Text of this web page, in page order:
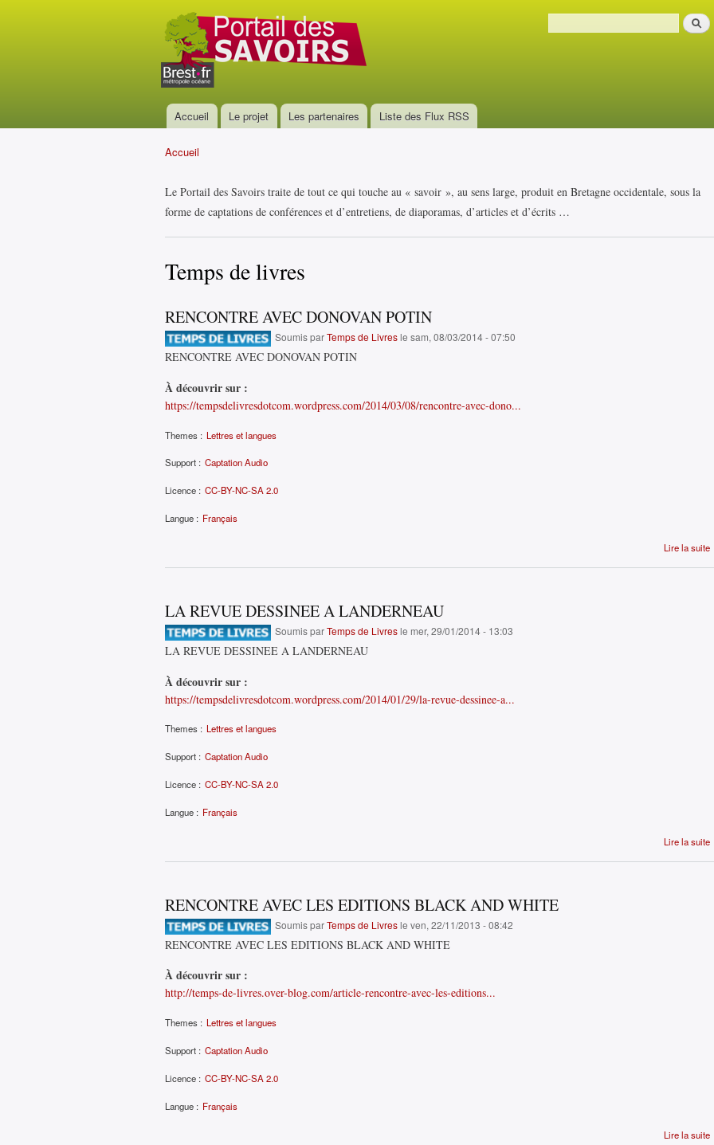
Portail
des
savoirs
Formulaire de recherche
Menu principal
Accueil Le projet Les partenaires Liste des Flux RSS
Accueil
Le Portail des Savoirs traite de tout ce qui touche au « savoir », au sens large, produit en Bretagne occidentale, sous la
forme de captations de conférences et d’entretiens, de diaporamas, d’articles et d’écrits …
Temps de livres
RENCONTRE AVEC DONOVAN POTIN
Soumis parTemps de Livresle sam, 08/03/2014 - 07:50
RENCONTRE AVEC DONOVAN POTIN
À découvrir sur :
https://tempsdelivresdotcom.wordpress.com/2014/03/08/rencontre-avec-dono...
Themes : Lettres et langues
Support : Captation Audio
Licence : CC-BY-NC-SA 2.0
Langue : Français
Lire la suite
LA REVUE DESSINEE A LANDERNEAU
Soumis parTemps de Livresle mer, 29/01/2014 - 13:03
LA REVUE DESSINEE A LANDERNEAU
À découvrir sur :
https://tempsdelivresdotcom.wordpress.com/2014/01/29/la-revue-dessinee-a...
Themes : Lettres et langues
Support : Captation Audio
Licence : CC-BY-NC-SA 2.0
Langue : Français
Lire la suite
RENCONTRE AVEC LES EDITIONS BLACK AND WHITE
Soumis parTemps de Livresle ven, 22/11/2013 - 08:42
RENCONTRE AVEC LES EDITIONS BLACK AND WHITE
À découvrir sur :
http://temps-de-livres.over-blog.com/article-rencontre-avec-les-editions...
Themes : Lettres et langues
Support : Captation Audio
Licence : CC-BY-NC-SA 2.0
Langue : Français
Lire la suite